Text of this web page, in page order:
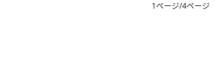
1ページ/4ページ